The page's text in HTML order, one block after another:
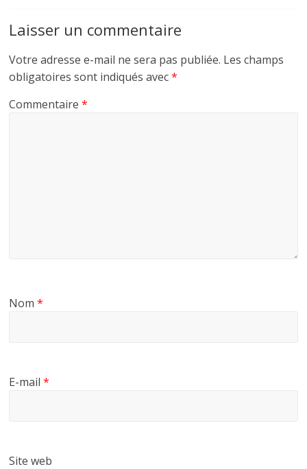
Laisser un commentaire
Votre adresse e-mail ne sera pas publiée. Les champs
obligatoires sont indiqués avec*
Commentaire*
Nom*
E-mail*
Site web